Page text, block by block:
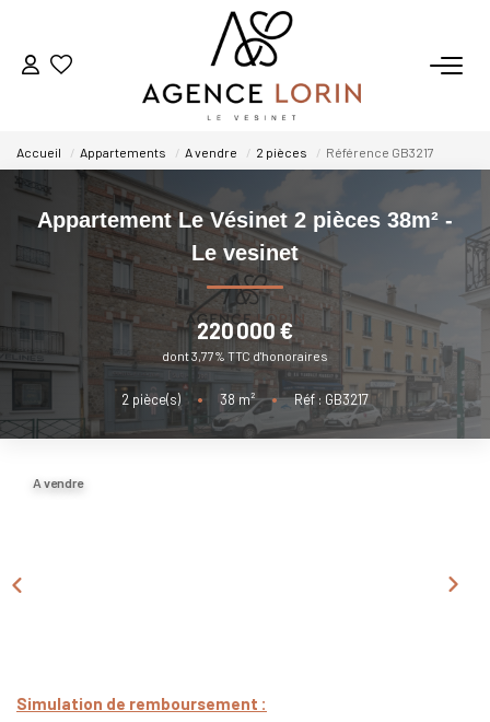
ACHETER
LOUER
ESTIMER
GESTION
NOTRE AGENCE
Qui Sommes-Nous
Accueil Appartements A vendre 2 pièces Référence GB3217
Appartement Le Vésinet 2 pièces 38m² -
Le vesinet
220 000 €
dont 3,77% TTC d'honoraires
2 pièce(s) • 38 m² • Réf : GB3217
A vendre
Simulation de remboursement :